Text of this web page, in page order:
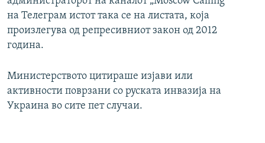
на Телеграм истот така се на листата, која
произлегува од репресивниот закон од 2012
година.
Министерството цитираше изјави или
активности поврзани со руската инвазија на
Украина во сите пет случаи.